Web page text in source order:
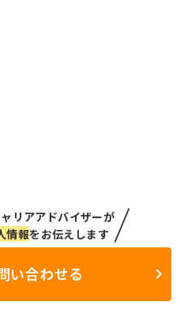
リアアドバイザーが
情報をお伝えします
い合わせる